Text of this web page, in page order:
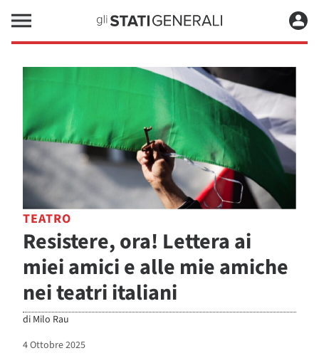
TEATRO
Resistere, ora! Lettera ai
miei amici e alle mie amiche
nei teatri italiani
di Milo Rau
4 Ottobre 2025